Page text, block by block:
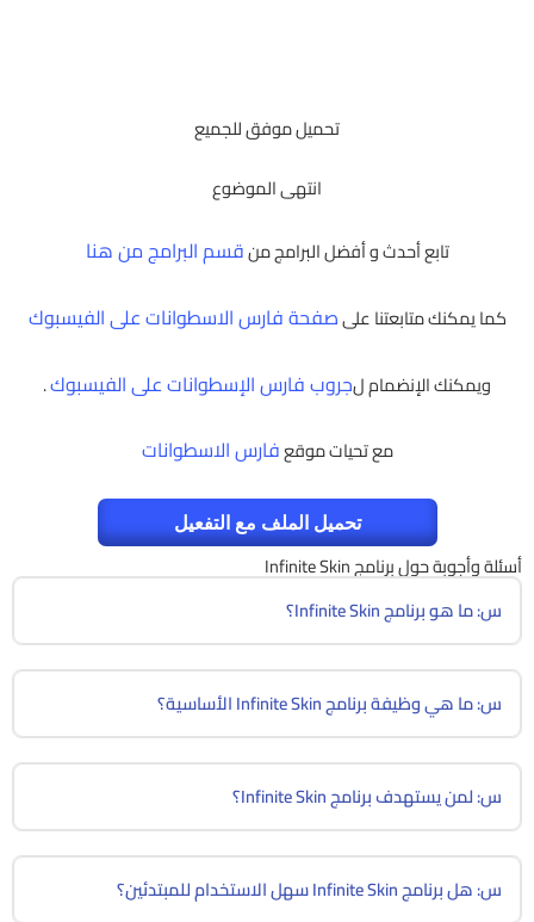
تحميل موفق للجميع
انتهى الموضوع
تابع أحدث و أفضل البرامج منقسم البرامج من هنا
كما يمكنك متابعتنا علىصفحة فارس الاسطوانات على الفيسبوك
ويمكنك الإنضمام لجروب فارس الإسطوانات على الفيسبوك.
مع تحيات موقعفارس الاسطوانات
تحميل الملف مع التفعيل
أسئلة وأجوبة حول برنامج Infinite Skin
س: ما هو برنامج Infinite Skin؟
س: ما هي وظيفة برنامج Infinite Skin الأساسية؟
س: لمن يستهدف برنامج Infinite Skin؟
س: هل برنامج Infinite Skin سهل الاستخدام للمبتدئين؟